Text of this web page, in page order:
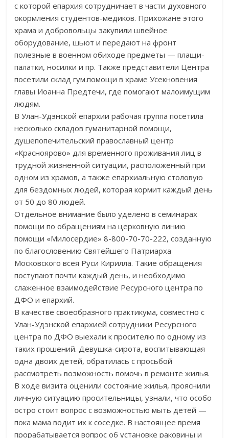
с которой епархия сотрудничает в части духовного
окормления студентов-медиков. Прихожане этого
храма и добровольцы закупили швейное
оборудование, шьют и передают на фронт
полезные в военном обиходе предметы — плащи-
палатки, носилки и пр. Также представители Центра
посетили склад гум.помощи в храме Усекновения
главы Иоанна Предтечи, где помогают малоимущим
людям.
В Улан-Удэнской епархии рабочая группа посетила
несколько складов гуманитарной помощи,
душепопечительский православный центр
«Красноярово» для временного проживания лиц в
трудной жизненной ситуации, расположенный при
одном из храмов, а также епархиальную столовую
для бездомных людей, которая кормит каждый день
от 50 до 80 людей.
Отдельное внимание было уделено в семинарах
помощи по обращениям на церковную линию
помощи «Милосердие» 8-800-70-70-222, созданную
по благословению Святейшего Патриарха
Московского всея Руси Кирилла. Такие обращения
поступают почти каждый день, и необходимо
слаженное взаимодействие Ресурсного центра по
ДФО и епархий.
В качестве своеобразного практикума, совместно с
Улан-Удэнской епархией сотрудники Ресурсного
центра по ДФО выехали к просителю по одному из
таких прошений. Девушка-сирота, воспитывающая
одна двоих детей, обратилась с просьбой
рассмотреть возможность помочь в ремонте жилья.
В ходе визита оценили состояние жилья, прояснили
личную ситуацию просительницы, узнали, что особо
остро стоит вопрос с возможностью мыть детей —
пока мама водит их к соседке. В настоящее время
прорабатывается вопрос об установке раковины и